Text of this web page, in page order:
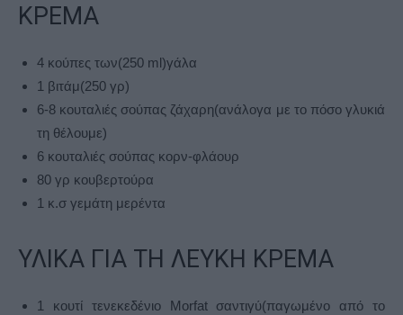
ΚΡΕΜΑ
4 κούπες των(250 ml)γάλα
1 βιτάμ(250 γρ)
6-8 κουταλιές σούπας ζάχαρη(ανάλογα με το πόσο γλυκιά
τη θέλουμε)
6 κουταλιές σούπας κορν-φλάουρ
80 γρ κουβερτούρα
1 κ.σ γεμάτη μερέντα
ΥΛΙΚΑ ΓΙΑ ΤΗ ΛΕΥΚΗ ΚΡΕΜΑ
1 κουτί τενεκεδένιο Morfat σαντιγύ(παγωμένο από το